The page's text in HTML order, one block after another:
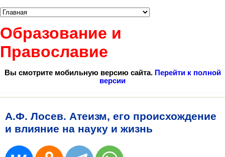
Образование и
Православие
Вы смотрите мобильную версию сайта. Перейти к полной
версии
А.Ф. Лосев. Атеизм, его происхождение
и влияние на науку и жизнь